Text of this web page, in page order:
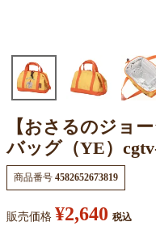
【おさるのジョ
バッグ（YE）
商品番号 4582652673819
販売価格 ¥2,640 税込